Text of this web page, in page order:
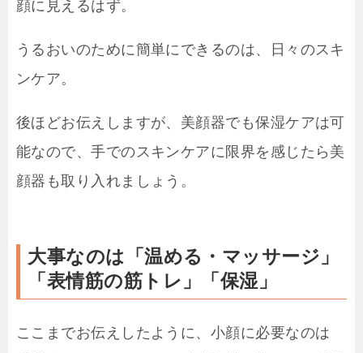
顔に見えるはず。
うるおいのために簡単にできるのは、日々のスキ
ンケア。
後ほどお伝えしますが、美顔器でも保湿ケアは可
能なので、手でのスキンケアに限界を感じたら美
顔器も取り入れましょう。
大事なのは「温める・マッサージ」
「表情筋の筋トレ」「保湿」
ここまでお伝えしたように、小顔に必要なのは